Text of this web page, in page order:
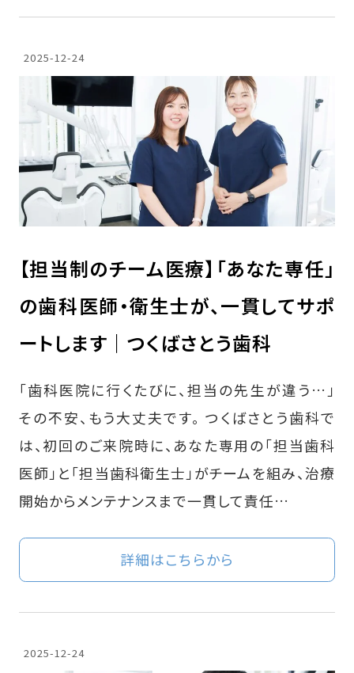
2025-12-24
【担当制のチーム医療】「あなた専任」
の歯科医師・衛生士が、一貫してサポ
ートします｜つくばさとう歯科
「歯科医院に行くたびに、担当の先生が違う…」
その不安、もう大丈夫です。 つくばさとう歯科で
は、初回のご来院時に、あなた専用の「担当歯科
医師」と「担当歯科衛生士」がチームを組み、治療
開始からメンテナンスまで一貫して責任…
詳細はこちらから
2025-12-24